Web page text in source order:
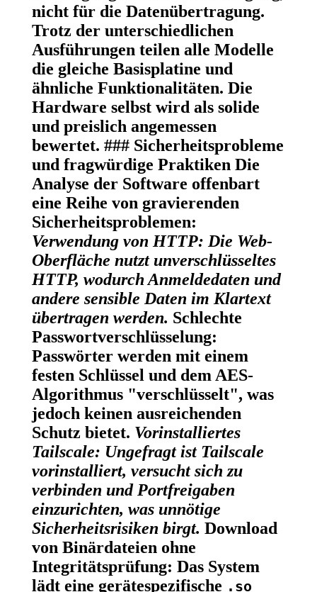
nicht für die Datenübertragung.
Trotz der unterschiedlichen
Ausführungen teilen alle Modelle
die gleiche Basisplatine und
ähnliche Funktionalitäten. Die
Hardware selbst wird als solide
und preislich angemessen
bewertet. ### Sicherheitsprobleme
und fragwürdige Praktiken Die
Analyse der Software offenbart
eine Reihe von gravierenden
Sicherheitsproblemen:
Verwendung von HTTP: Die Web-
Oberfläche nutzt unverschlüsseltes
HTTP, wodurch Anmeldedaten und
andere sensible Daten im Klartext
übertragen werden. Schlechte
Passwortverschlüsselung:
Passwörter werden mit einem
festen Schlüssel und dem AES-
Algorithmus "verschlüsselt", was
jedoch keinen ausreichenden
Schutz bietet. Vorinstalliertes
Tailscale: Ungefragt ist Tailscale
vorinstalliert, versucht sich zu
verbinden und Portfreigaben
einzurichten, was unnötige
Sicherheitsrisiken birgt. Download
von Binärdateien ohne
Integritätsprüfung: Das System
lädt eine gerätespezifische .so